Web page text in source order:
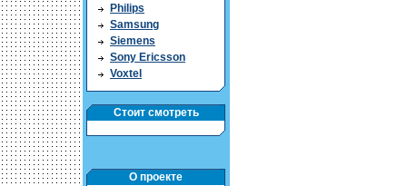
Philips
Samsung
Siemens
Sony Ericsson
Voxtel
Стоит смотреть
О проекте